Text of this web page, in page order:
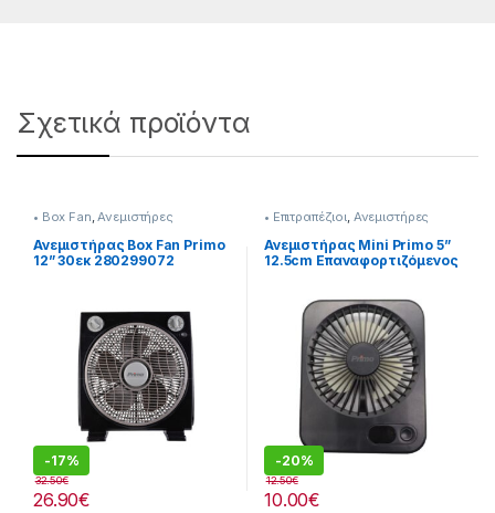
Σχετικά προϊόντα
• Box Fan,Ανεμιστήρες
Ανεμιστήρας Box Fan Primo
12” 30εκ 280299072
-17%
26.90€
32.50€
• Επιτραπέζιοι, Ανεμιστήρες
Ανεμιστήρας Mini Primo 5”
12.5cm Επαναφορτιζόμενος
-20%
10.00€
12.50€